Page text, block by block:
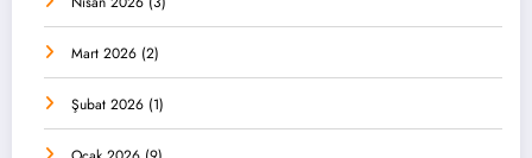
Mart 2026 (2)
Şubat 2026 (1)